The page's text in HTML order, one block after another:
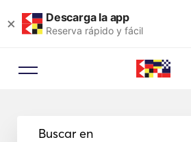
× Descarga la app
Reserva rápido y fácil
Buscar en